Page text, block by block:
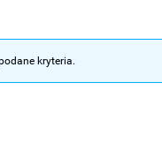
kryteria.